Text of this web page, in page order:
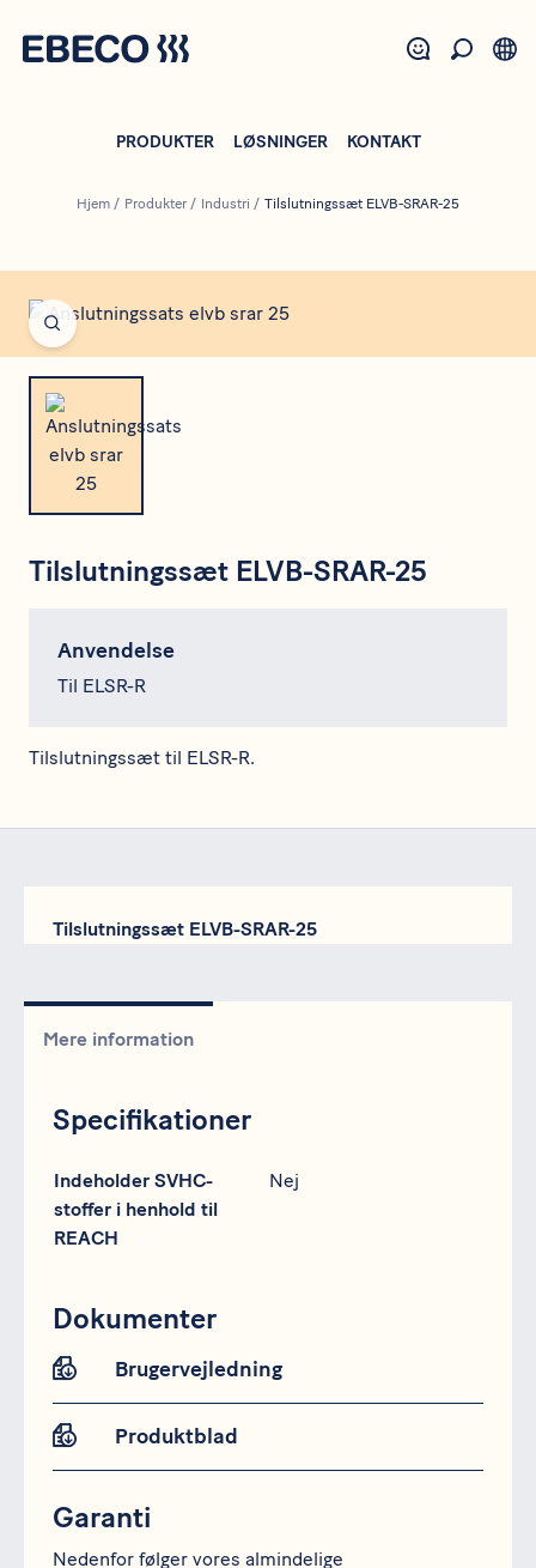
hovedindhold
PRODUKTER LØSNINGER KONTAKT
Hjem / Produkter / Industri / Tilslutningssæt ELVB-SRAR-25
Open fullscreen
Tilslutningssæt ELVB-SRAR-25
Anvendelse
Til ELSR-R
Tilslutningssæt til ELSR-R.
Tilslutningssæt ELVB-SRAR-25
Mere information
Specifikationer
SpecifikationData
Indeholder SVHC-
stoffer i henhold til
REACH
Nej
Dokumenter
Brugervejledning
Produktblad
Garanti
Nedenfor følger vores almindelige